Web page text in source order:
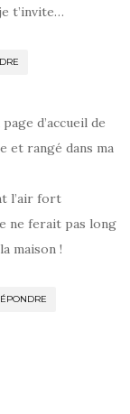
t’invite…
d’accueil de
et rangé dans ma
l’air fort
ne ferait pas long
maison !